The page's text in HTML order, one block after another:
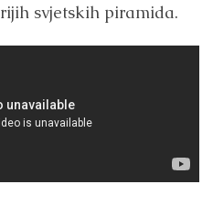
svjetskih piramida.